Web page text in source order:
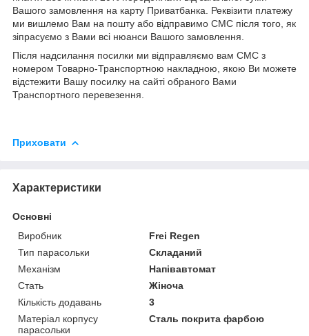
Вашого замовлення на карту Приватбанка. Реквізити платежу
ми вишлемо Вам на пошту або відправимо СМС після того, як
зіпрасуємо з Вами всі нюанси Вашого замовлення.
Після надсилання посилки ми відправляємо вам СМС з
номером Товарно-Транспортною накладною, якою Ви можете
відстежити Вашу посилку на сайті обраного Вами
Транспортного перевезення.
Приховати
Характеристики
Основні
Виробник
Frei Regen
Тип парасольки
Складаний
Механізм
Напівавтомат
Стать
Жіноча
Кількість додавань
3
Матеріал корпусу
парасольки
Сталь покрита фарбою